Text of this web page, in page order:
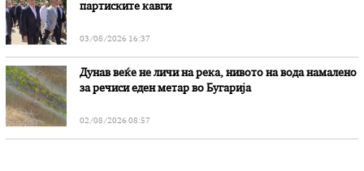
партиските кавги
03/08/2026 16:37
Дунав веќе не личи на река, нивото на вода намалено
за речиси еден метар во Бугарија
02/08/2026 08:57